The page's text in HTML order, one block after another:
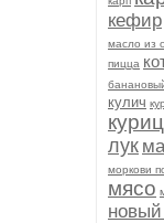
кефир
масло из
пицца
кулич
лук
моркови
мясо
новый